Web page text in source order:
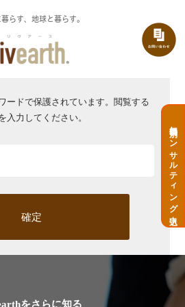
らす、地球と暮らす。
無料個別コンサルティング申込
ードで保護されています。閲覧する
入力してください。
をさらに知る